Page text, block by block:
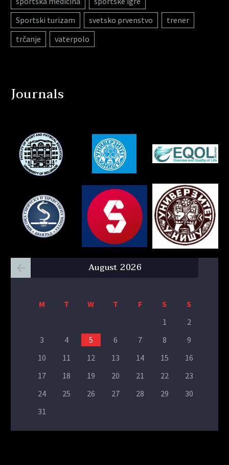
Sportski turizam
svetsko prvenstvo
trener
trčanje
vaterpolo
Journals
August 2026
M T W T F S
S
1
2
3
4 5 6 7 8
9
10
11 12 13 14 15
16
17
18 19 20 21 22
23
24
25 26 27 28 29
30
31